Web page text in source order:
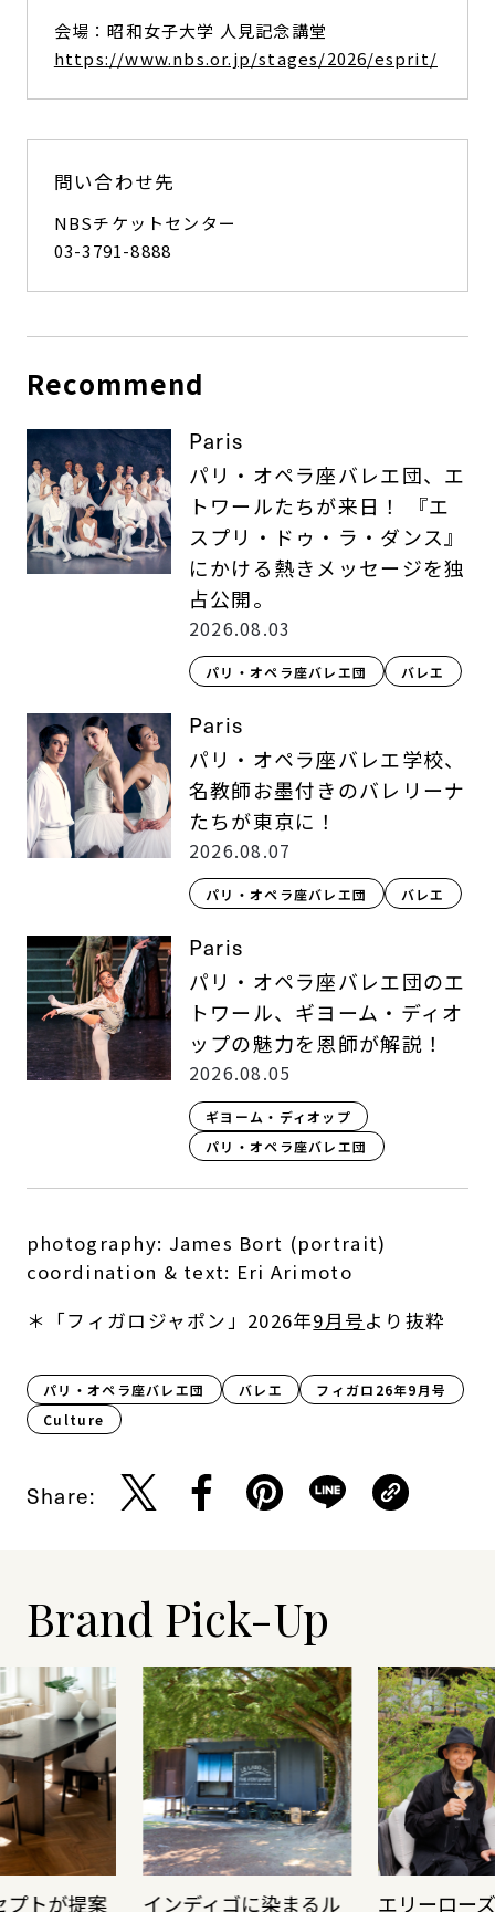
会場：昭和女子大学 人見記念講堂
https://www.nbs.or.jp/stages/2026/esprit/
問い合わせ先
NBSチケットセンター
03-3791-8888
Recommend
Paris
パリ・オペラ座バレエ団、エ
トワールたちが来日！ 『エ
スプリ・ドゥ・ラ・ダンス』
にかける熱きメッセージを独
占公開。
2026.08.03
パリ・オペラ座バレエ団 バレエ
Paris
パリ・オペラ座バレエ学校、
名教師お墨付きのバレリーナ
たちが東京に！
2026.08.07
パリ・オペラ座バレエ団 バレエ
Paris
パリ・オペラ座バレエ団のエ
トワール、ギヨーム・ディオ
ップの魅力を恩師が解説！
2026.08.05
ギヨーム・ディオップ
パリ・オペラ座バレエ団
photography: James Bort (portrait)
coordination & text: Eri Arimoto
＊「フィガロジャポン」2026年9月号より抜粋
パリ・オペラ座バレエ団 バレエ
フィガロ26年9月号
Culture​
Share:
Brand Pick-Up
プトが提案 インディゴに染まるル エリーロー